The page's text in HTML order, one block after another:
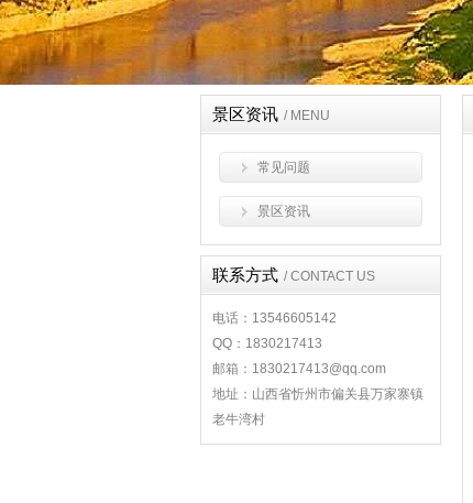
景区资讯 / MENU
常见问题
景区资讯
联系方式 / CONTACT US
电话：13546605142
QQ：1830217413
邮箱：1830217413@qq.com
地址：山西省忻州市偏关县万家寨镇
老牛湾村